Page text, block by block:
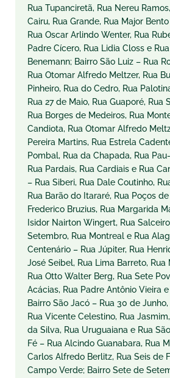
Rua Tupanciretã, Rua Nereu
Cairu, Rua Grande, Rua Major
Rua Oscar Arlindo Wenter, Rua
Padre Cícero, Rua Lidia Closs e
Benemann; Bairro São Luiz – Rua
Rua Otomar Alfredo Meltzer, Rua
Pinheiro, Rua do Cedro, Rua
Rua 27 de Maio, Rua Guaporé, Rua
Rua Borges de Medeiros, Rua
Candiota, Rua Otomar Alfredo
Pereira Martins, Rua Estrela
Pombal, Rua da Chapada, Rua
Rua Pardais, Rua Cardiais e Rua
– Rua Siberi, Rua Dale Coutinho,
Rua Barão do Itararé, Rua Poços
Frederico Bruzius, Rua Margarida
Isidor Nairton Wingert, Rua
Setembro, Rua Montreal e Rua
Centenário – Rua Júpiter, Rua
José Seibel, Rua Lima Barreto, Rua
Rua Otto Walter Berg, Rua Sete
Acácias, Rua Padre Antônio Vieira
Bairro São Jacó – Rua 30 de
Rua Vicente Celestino, Rua
da Silva, Rua Uruguaiana e Rua
Fé – Rua Alcindo Guanabara, Rua
Carlos Alfredo Berlitz, Rua Seis de
Campo Verde; Bairro Sete de